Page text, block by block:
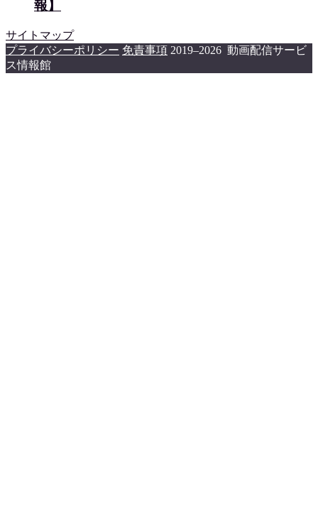
報】
サイトマップ
プライバシーポリシー 免責事項 2019–2026 動画配信サービ
ス情報館